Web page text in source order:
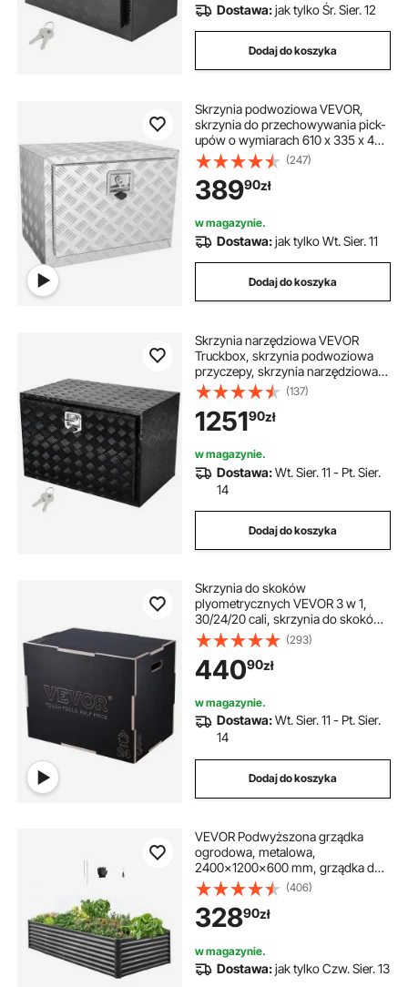
Dostawa:jak tylko Śr. Sier. 12
Dodaj do koszyka
Skrzynia podwoziowa VEVOR,
skrzynia do przechowywania pick-
upów o wymiarach 610 x 335 x 405
mm, aluminiowa skrzynka
narzędziowa z zamkiem i kluczami,
wodoodporna skrzynka
narzędziowa do przyczepy do
samochodów ciężarowych,
dostawczych, przyczep itp.
(247)
38990zł
w magazynie.
Dostawa:jak tylko Wt. Sier. 11
Dodaj do koszyka
Skrzynia narzędziowa VEVOR
Truckbox, skrzynia podwoziowa
przyczepy, skrzynia narzędziowa,
1219 x 432 x 457 mm, skrzynia do
przechowywania w samochodzie
dostawczym, stop aluminium,
ładowność 50 kg, zamykana
skrzynia do przechowywania
(137)
125190zł
w magazynie.
Dostawa:Wt. Sier. 11 - Pt. Sier.
14
Dodaj do koszyka
Skrzynia do skoków
plyometrycznych VEVOR 3 w 1,
30/24/20 cali, skrzynia do skoków,
udźwig 204 kg, skrzynia do
ćwiczeń fitness, do treningu w
domu, trening siłowy do skoków,
czarna, regulowana wysokość
(293)
44090zł
w magazynie.
Dostawa:Wt. Sier. 11 - Pt. Sier.
14
Dodaj do koszyka
VEVOR Podwyższona grządka
ogrodowa, metalowa,
2400x1200x600 mm, grządka do
sadzenia, grządka warzywna,
skrzynia na rośliny z otwartym
dnem i zaokrąglonymi
krawędziami, duża grządka
kwiatowa, grządka ziołowa, idealna
do warzyw, kwiatów, ziół i
sukulentów
(406)
32890zł
w magazynie.
Dostawa:jak tylko Czw. Sier. 13